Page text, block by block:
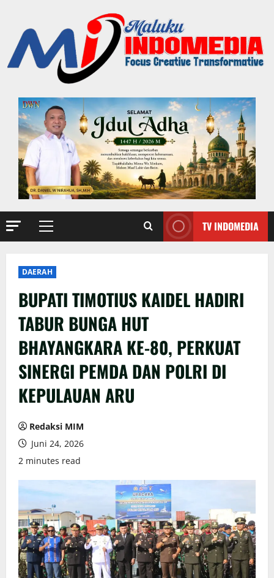
TV INDOMEDIA
DAERAH
BUPATI TIMOTIUS KAIDEL HADIRI
TABUR BUNGA HUT
BHAYANGKARA KE-80, PERKUAT
SINERGI PEMDA DAN POLRI DI
KEPULAUAN ARU
Redaksi MIM
Juni 24, 2026
2 minutes read